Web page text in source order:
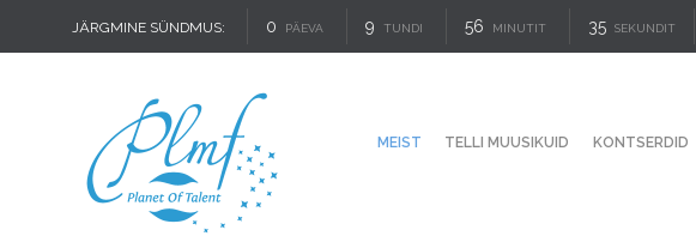
JÄRGMINE SÜNDMUS: 0 PÄEVA 9 TUNDI 56 MINUTIT 35 SEKUNDIT
MEIST TELLI MUUSIKUID KONTSERDID